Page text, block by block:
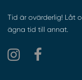
Tid är ovärderlig! Låt
ägna tid till annat.